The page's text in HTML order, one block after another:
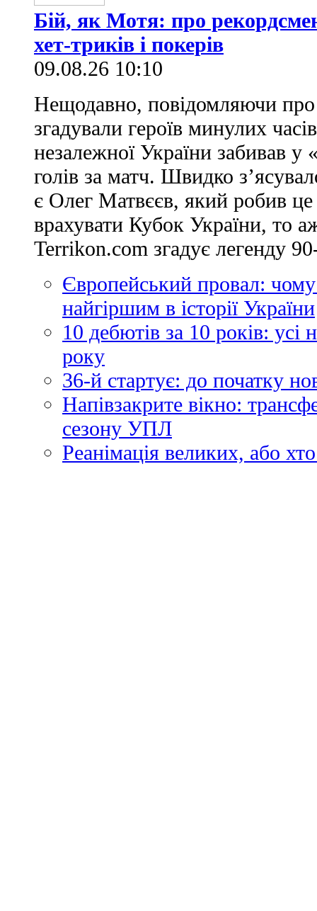
Бій, як Мотя: про
хет-триків і покерів
09.08.26 10:10
Нещодавно, повідомляючи про
згадували героїв минулих
незалежної України забивав
голів за матч. Швидко
є Олег Матвєєв, який робив
врахувати Кубок України, то
Terrikon.com згадує легенду
Європейський провал:
найгіршим в історії України
10 дебютів за 10 років:
року
36-й стартує: до початку
Напівзакрите вікно:
сезону УПЛ
Реанімація великих, або